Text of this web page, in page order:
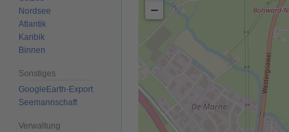
−
Nordsee
Atlantik
Karibik
Binnen
Sonstiges
GoogleEarth-Export
Seemannschaft
Verwaltung